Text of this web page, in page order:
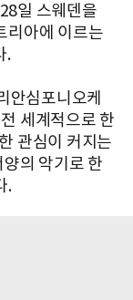
일 스웨덴을
리아에 이르는
.
안심포니오케
세계적으로 한
관심이 커지는
의 악기로 한
.